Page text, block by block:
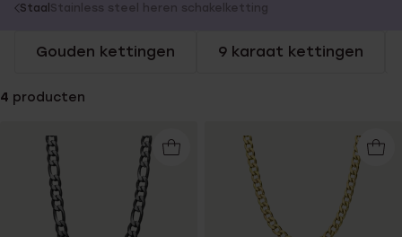
You
here:
Staal Stainless steel heren schakelketting
Gouden kettingen 9 karaat kettingen
4 producten